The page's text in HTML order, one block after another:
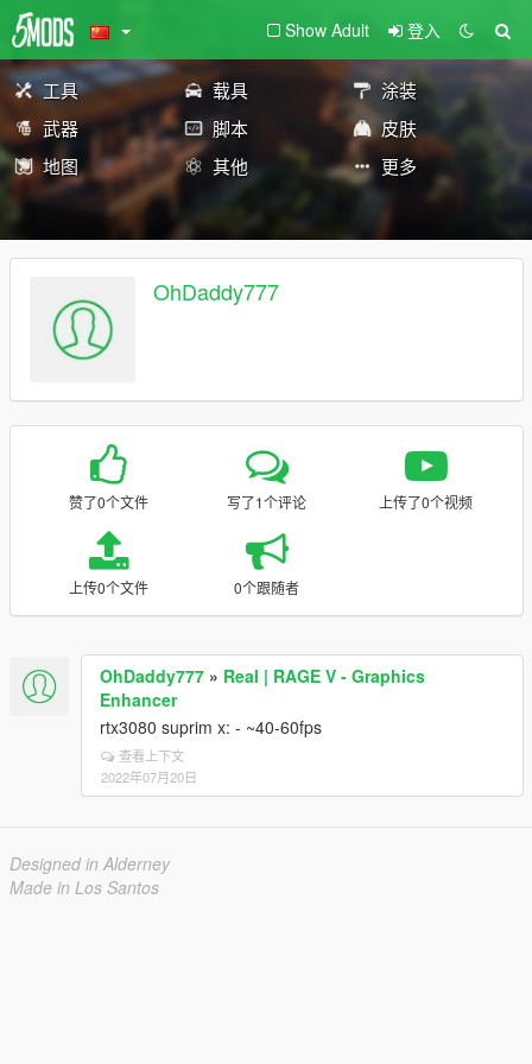
Show Adult 登入
工具 载具
涂装
武器
脚本
皮肤
地图
其他 更多
OhDaddy777
赞了0个文件 写了1个评论 上传了0个视频
上传0个文件 0个跟随者
OhDaddy777 » Real | RAGE V - Graphics
Enhancer
rtx3080 suprim x: - ~40-60fps
查看上下文
2022年07月20日
Designed in Alderney
Made in Los Santos